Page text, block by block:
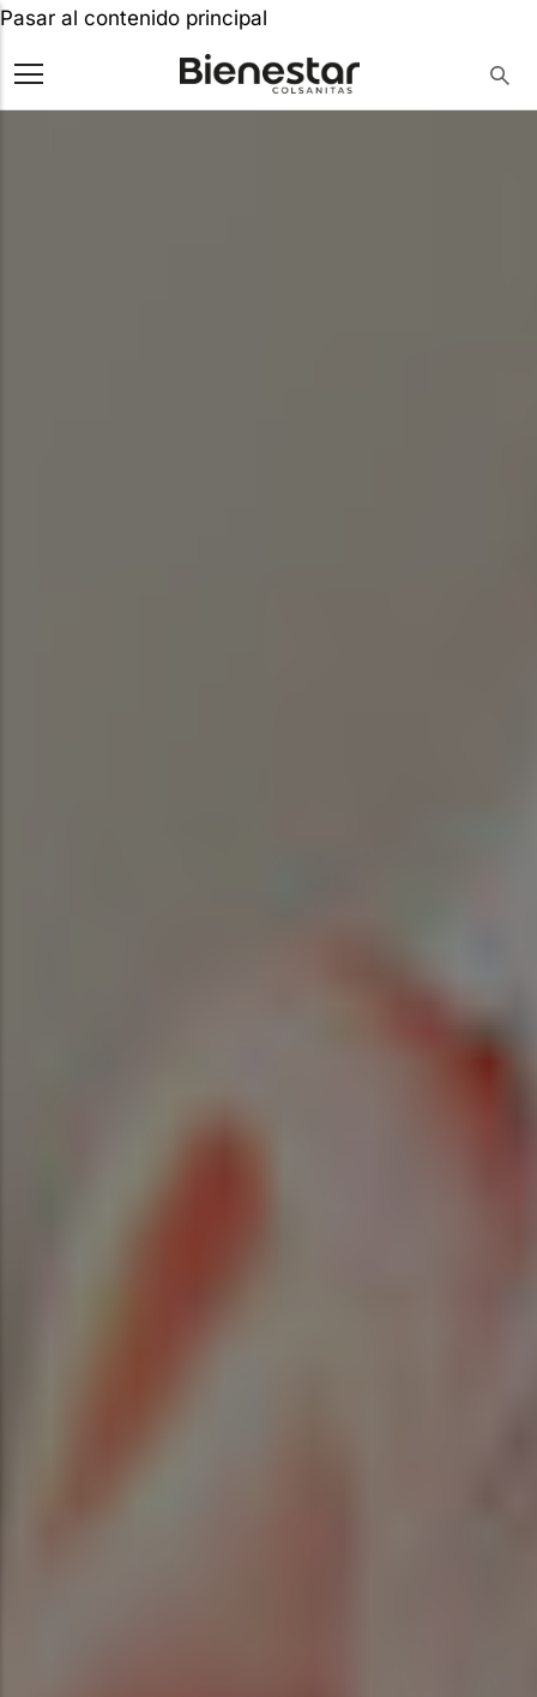
Pasar al contenido principal